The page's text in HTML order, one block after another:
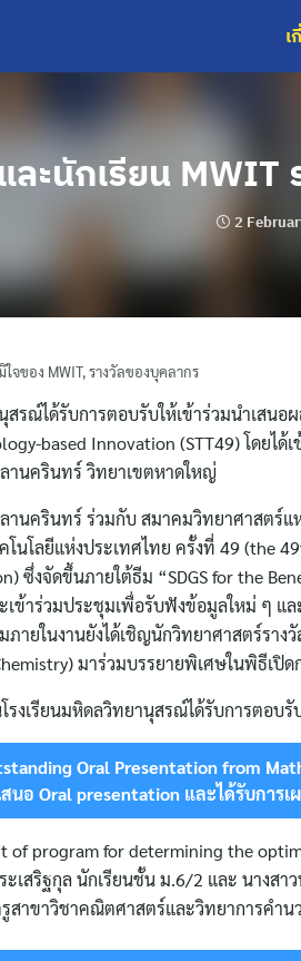
เ
ละนักเรียน MWIT
2
จของ MWIT,รางวัลของบุคลากร
สรณ์ได้รับการตอบรับให้เข้าร่วมนำเสน
based Innovation (STT49) โดย
นครินทร์ วิทยาเขตหาดใหญ่
นครินทร์ ร่วมกับ สมาคมวิทยาศาสตร์แ
นโลยีแห่งประเทศไทย ครั้งที่ 49 (the
ซึ่งจัดขึ้นภายใต้ธีม “SDGS for the
เข้าร่วมประชุมเพื่อรับฟังข้อมูลใหม่ ๆ
ายในงานยังได้เชิญนักวิทยาศาสตร์ราง
มาร่วมบรรยายพิเศษในพิธีเ
รงเรียนมหิดลวิทยานุสรณ์ได้รับการตอบรั
Oral Presentation from
สนอ Oral presentation และได้รับการเ
of program for determining the
ะเสริฐกุล นักเรียนชั้น ม.6/2 และ นาง
สาขาวิชาคณิตศาสตร์และวิทยาการคำ